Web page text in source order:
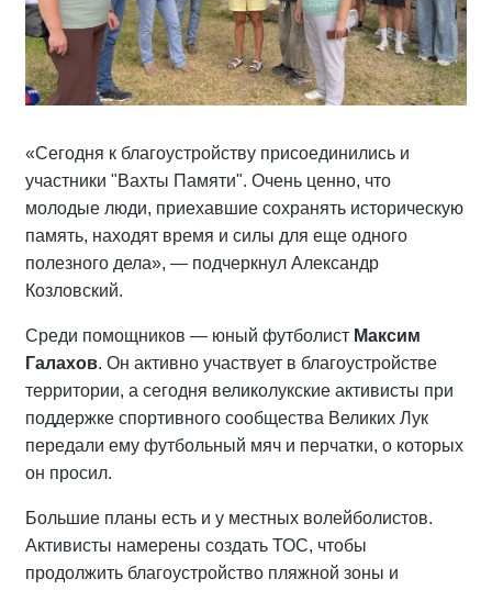
«Сегодня к благоустройству присоединились и
участники "Вахты Памяти". Очень ценно, что
молодые люди, приехавшие сохранять историческую
память, находят время и силы для еще одного
полезного дела», — подчеркнул Александр
Козловский.
Среди помощников — юный футболист Максим
Галахов. Он активно участвует в благоустройстве
территории, а сегодня великолукские активисты при
поддержке спортивного сообщества Великих Лук
передали ему футбольный мяч и перчатки, о которых
он просил.
Большие планы есть и у местных волейболистов.
Активисты намерены создать ТОС, чтобы
продолжить благоустройство пляжной зоны и